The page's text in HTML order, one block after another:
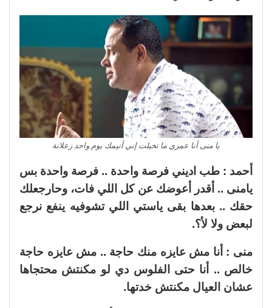
يا منى أنا عمري ما تخيلت إني أنيمك يوم واحد زعلانة
أحمد : طب اديني فرصة واحدة .. فرصة واحدة بس
يامنى .. أقدر أعوضك عن كل اللي فات، وحارجعلك
حقك .. بعدها بقى ياستي اللي تشوفيه ينفع نرجع
لبعض ولا لأ؟.
منى : أنا مش عايزه منك حاجة .. مش عايزه حاجة
خالص .. أنا حتى الفلوس دي لو مكنتش محتجاها
عشان العيال مكنتش خدتها.